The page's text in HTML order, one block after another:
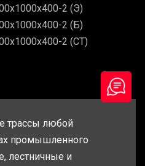
2 (Э)
2 (Б)
2 (СТ)
трассы любой
промышленного
лестничные и